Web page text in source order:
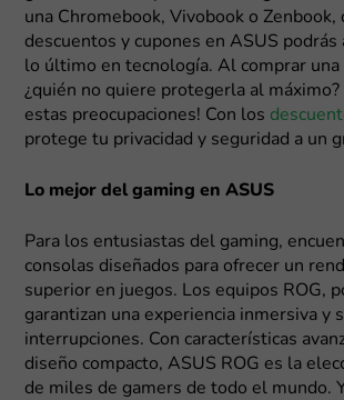
una Chromebook, Vivobook o Zenbook,
descuentos y cupones en ASUS
lo último en tecnología. Al comprar una
¿quién no quiere protegerla al máximo?
estas preocupaciones! Con los
protege tu privacidad y seguridad a un
Lo mejor del gaming en ASUS
Para los entusiastas del gaming,
consolas diseñados para ofrecer un
superior en juegos. Los equipos ROG,
garantizan una experiencia inmersiva y
interrupciones. Con características
diseño compacto, ASUS ROG es la
de miles de gamers de todo el mundo.